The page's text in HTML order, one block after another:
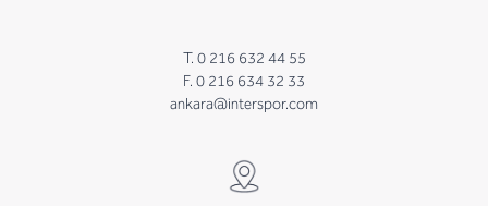
T. 0 216 632 44 55
F. 0 216 634 32 33
ankara@interspor.com